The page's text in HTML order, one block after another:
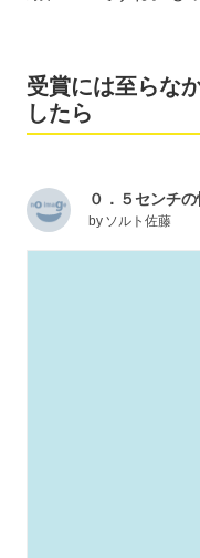
受賞には至らな
したら
０．５センチの
by ソルト佐藤